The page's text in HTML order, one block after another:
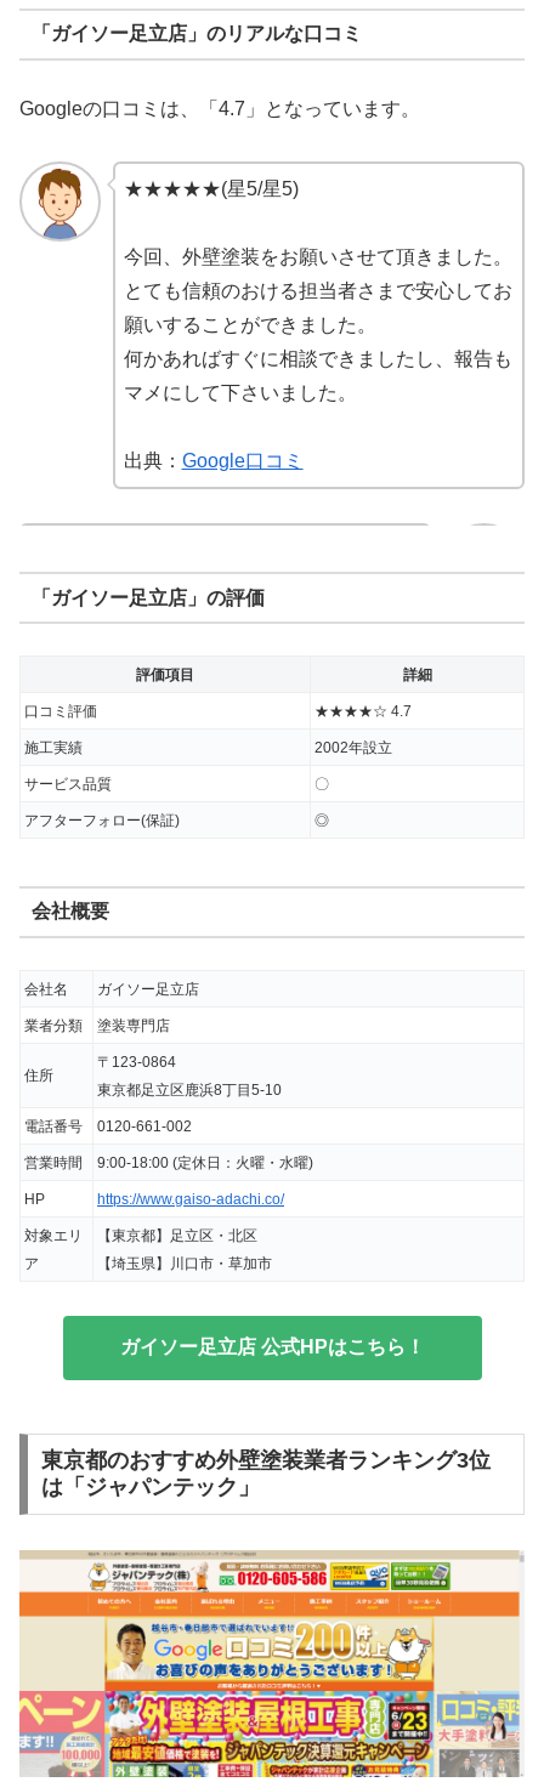
「ガイソー足立店」のリアルな口コミ
Googleの口コミは、「4.7」となっています。
★★★★★(星5/星5)
今回、外壁塗装をお願いさせて頂きました。
とても信頼のおける担当者さまで安心してお
願いすることができました。
何かあればすぐに相談できましたし、報告も
マメにして下さいました。
出典： Google口コミ
時間は少しかかりましたが、親身になってや
概ね満足しています。
出典：
→
「ガイソー足立店」の評価
評価項目 詳細
口コミ評価 ★★★★☆ 4.7
施工実績 2002年設立
サービス品質 〇
アフターフォロー(保証) ◎
会社概要
会社名 ガイソー足立店
業者分類 塗装専門店
住所
〒123-0864
東京都足立区鹿浜8丁目5-10
電話番号 0120-661-002
営業時間 9:00-18:00 (定休日：火曜・水曜)
HP https://www.gaiso-adachi.co/
対象エリ
ア
【東京都】足立区・北区
【埼玉県】川口市・草加市
ガイソー足立店 公式HPはこちら！
東京都のおすすめ外壁塗装業者ランキング3位
は「ジャパンテック」